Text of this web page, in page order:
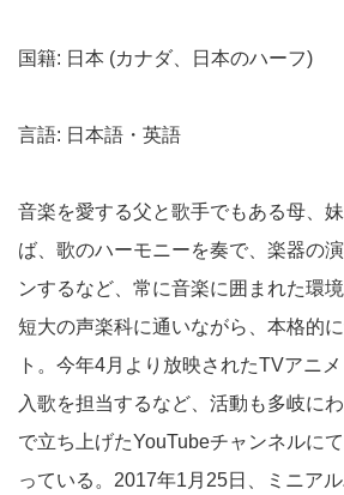
国籍: 日本 (カナダ、日本のハーフ)
言語: 日本語・英語
音楽を愛する父と歌手でもある母、
ば、歌のハーモニーを奏で、楽器の
ンするなど、常に音楽に囲まれた環
短大の声楽科に通いながら、本格的
ト。今年4月より放映されたTVアニ
入歌を担当するなど、活動も多岐に
で立ち上げたYouTubeチャンネルに
っている。2017年1月25日、ミニア